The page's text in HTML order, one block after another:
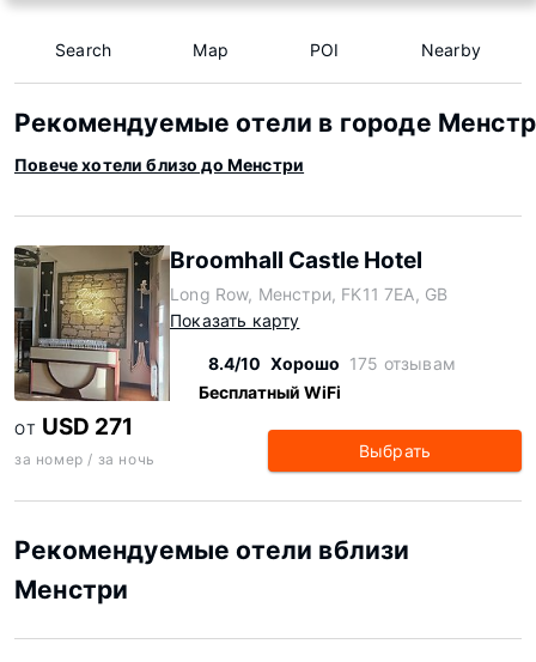
Search Map POI Nearby
Рекомендуемые отели в городе
Повече хотели близо до Менстри
Broomhall Castle Hotel
Long Row, Менстри, FK11 7EA, GB
Показать карту
8.4/10 Хорошо 175 отзывам
Бесплатный WiFi
ОТ USD 271
за номер / за ночь Выбрать
Рекомендуемые отели вблизи
Менстри